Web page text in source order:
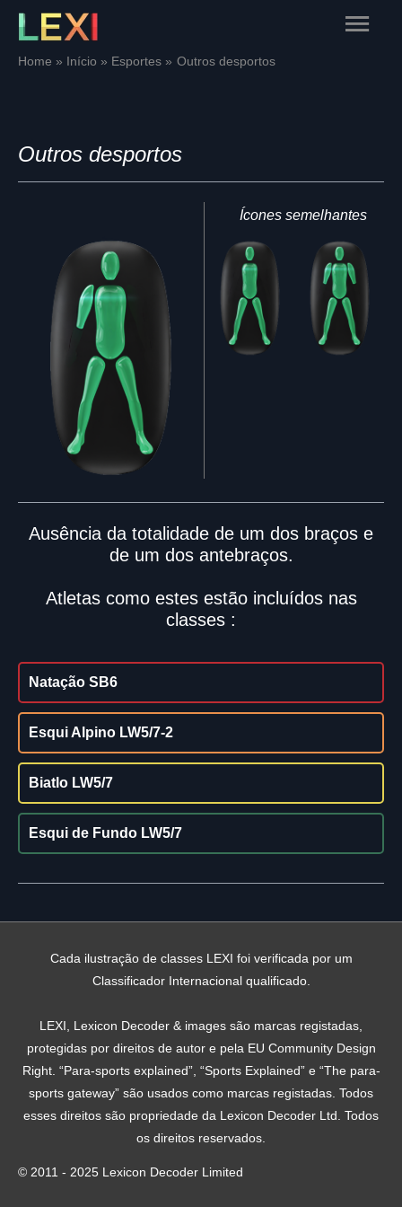
Skip
content
Main
Home Início Esportes Outros desportos
Outros desportos
Ícones semelhantes
Ausência da totalidade de um dos braços e
de um dos antebraços.
Atletas como estes estão incluídos nas
classes :
Natação SB6
Esqui Alpino LW5/7-2
Biatlo LW5/7
Esqui de Fundo LW5/7
Cada ilustração de classes LEXI foi verificada por um
Classificador Internacional qualificado.
LEXI, Lexicon Decoder & images são marcas registadas,
protegidas por direitos de autor e pela EU Community Design
Right. “Para-sports explained”, “Sports Explained” e “The para-
sports gateway” são usados ​​como marcas registadas. Todos
esses direitos são propriedade da Lexicon Decoder Ltd. Todos
os direitos reservados.
© 2011 - 2025 Lexicon Decoder Limited